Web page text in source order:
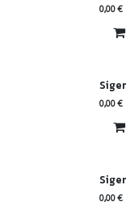
0,00€
0,00€
0,00€